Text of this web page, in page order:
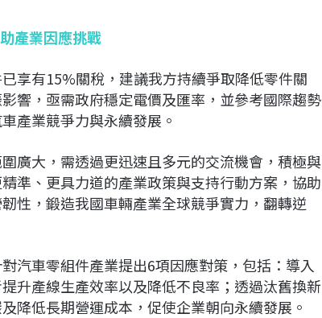
產業因應挑戰
享有15%關稅，建議我方持續爭取降低零件關
響，亟需政府穩定電價及匯率，並參考國際趨勢
產業競爭力與永續發展。
廣大，需透過更迅速且多元的交流機會，積極與
準、更具力道的產業政策與支持行動方案，協助
性，鍛造我國車輛產業全球競爭實力，翻轉逆
汽車零組件產業提出6項因應對策，包括：導入
升產線生產效率以及降低不良率；透過汰舊換新
降低長期營運成本，促使企業朝向永續發展。